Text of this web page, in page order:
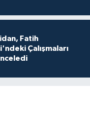
Fatih
Çalışmaları